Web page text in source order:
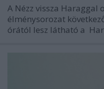
A Nézz vissza Haraggal
élménysorozat
órától lesz látható a